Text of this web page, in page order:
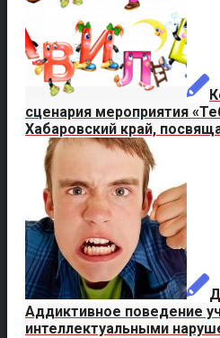
сценария мероприятия
Хабаровский край,
Аддиктивное поведение
интеллектуальными